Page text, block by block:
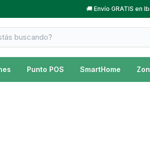
🚚 Envío GRATIS en
Punto POS SmartHome